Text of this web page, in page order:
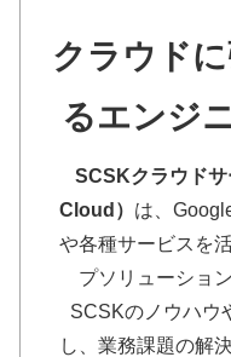
クラウド
るエンジ
SCSKクラウド
Cloud） は、
や各種サービスを
プソリューショ
SCSKのノウハウ
し、業務課題の解